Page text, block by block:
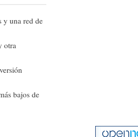
y una red de
otra
bajos de